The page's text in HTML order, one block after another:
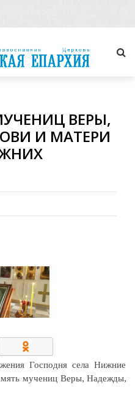
ВЕРЫ,
И МАТЕРИ
Господня села Нижние
мучениц Веры, Надежды,